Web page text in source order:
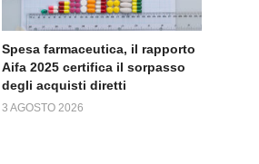
Spesa farmaceutica, il rapporto
Aifa 2025 certifica il sorpasso
degli acquisti diretti
3 AGOSTO 2026